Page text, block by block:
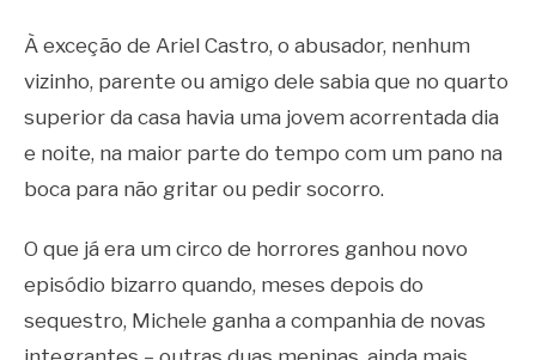
À exceção de Ariel Castro, o abusador, nenhum
vizinho, parente ou amigo dele sabia que no quarto
superior da casa havia uma jovem acorrentada dia
e noite, na maior parte do tempo com um pano na
boca para não gritar ou pedir socorro.
O que já era um circo de horrores ganhou novo
episódio bizarro quando, meses depois do
sequestro, Michele ganha a companhia de novas